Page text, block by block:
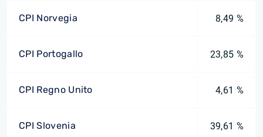
CPI Norvegia 8,49 %
CPI Portogallo 23,85 %
CPI Regno Unito 4,61 %
CPI Slovenia 39,61 %